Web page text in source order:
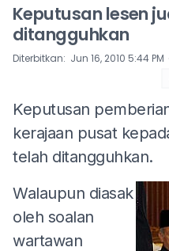
Keputusan lesen
ditangguhkan
Diterbitkan: Jun 16, 2010 5:44 PM
Keputusan
kerajaan pusat
telah ditangguhkan.
Walaupun diasak
oleh soalan
wartawan